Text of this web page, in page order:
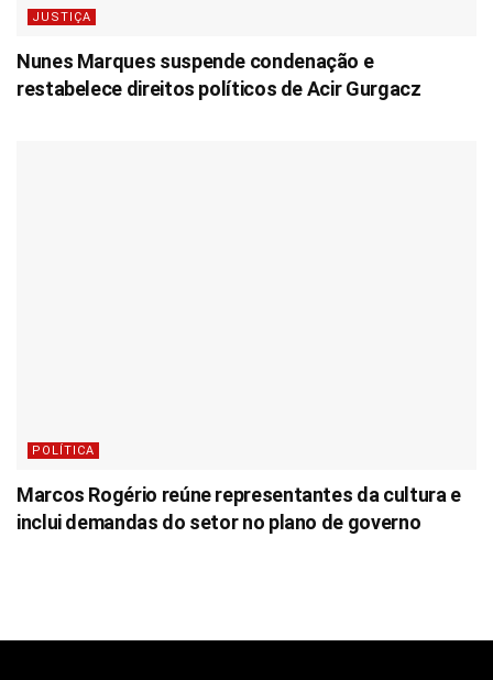
JUSTIÇA
Nunes Marques suspende condenação e
restabelece direitos políticos de Acir Gurgacz
POLÍTICA
Marcos Rogério reúne representantes da cultura e
inclui demandas do setor no plano de governo